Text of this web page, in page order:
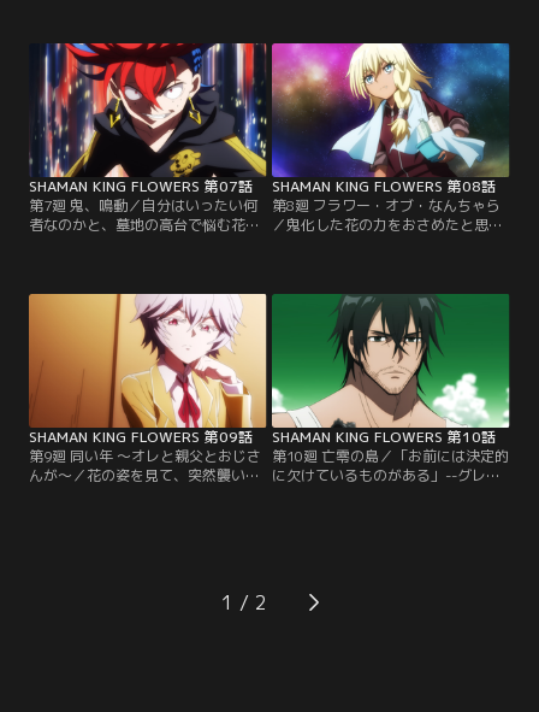
まう。竜次を使い、そのまま花の息
の根まで止めようとする路菓。その
様子を見て姉が何かに操られている
と悟った葉羽は、彼女のオーバーソ
ウルを解除しようとするのだ
が……。【提供：バンダイチャンネ
ル】
るとその力が発動するようになって
いた。その事実を知り、落ち込む
花。阿弥陀丸がいないと何もできな
いとわかり、自身の無力さを痛感す
る。【提供：バンダイチャンネル】
SHAMAN KING FLOWERS 第07話
第7廻 鬼、鳴動／自分はいったい何
者なのかと、墓地の高台で悩む花。
へ。オーバーソウル・NAMA-HAGE
を繰り出すガッコに、自らに宿され
た「鬼」で対抗する花。次第に正気
を失い、花は巨大な鬼の力に取り込
まれていく。【提供：バンダイチャ
ンネル】
SHAMAN KING FLOWERS 第08話
第8廻 フラワー・オブ・なんちゃら
／鬼化した花の力をおさめたと思っ
ガッコを「チームハオ 対鬼師団長」
と呼び、合流した葉羽をガッコに
「チームハオの仲間」だと紹介。何
が何やらわかっていない花と葉羽に
対し、アルミは『フラワーオブメイ
ズ』の説明を始める。【提供：バン
ダイチャンネル】
SHAMAN KING FLOWERS 第09話
第9廻 同い年 ～オレと親父とおじさ
んが～／花の姿を見て、突然襲い掛
鬼」となる。黽の持霊・シャマシュ
に強烈な一撃をくらわすも、その
SHAMAN KING FLOWERS 第10話
第10廻 亡零の島／「お前には決定的
に欠けているものがある」--グレー
桜井咲太郎という男と出会う。【提
供：バンダイチャンネル】
1